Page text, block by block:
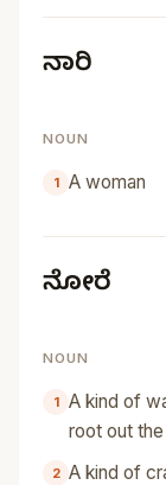
ನಾರಿ
NOUN
A woman
ನೋರೆ
NOUN
A kind of
root out
A kind of